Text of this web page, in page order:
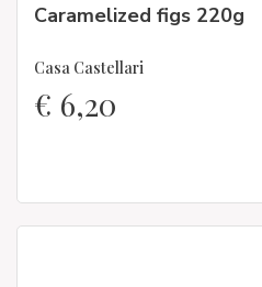
Caramelized figs 220g
Casa Castellari
€ 6,20